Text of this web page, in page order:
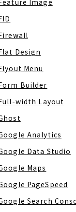
Image
Design
Menu
Builder
width Layout
Analytics
Data Studio
Maps
PageSpeed
Search